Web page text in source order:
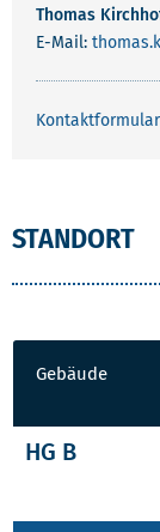
Thomas
E-Mail:
Kontaktformular
STANDORT
Gebäude
HG B